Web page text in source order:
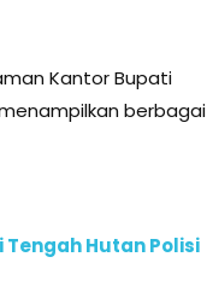
Kantor Bupati
berbagai
Tengah Hutan Polisi